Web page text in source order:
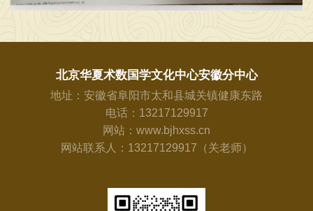
北京华夏术数国学文化中心安徽分中心
地址：安徽省阜阳市太和县城关镇健康东路
电话：13217129917
网站：www.bjhxss.cn
网站联系人：13217129917（关老师）